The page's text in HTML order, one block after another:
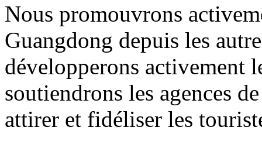
Nous promouvrons
Guangdong depuis les
développerons activement
soutiendrons les agences
attirer et fidéliser les